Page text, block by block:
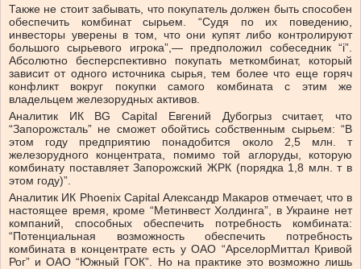
Также не стоит забывать, что покупатель должен быть способен
обеспечить комбинат сырьем. “Судя по их поведению,
инвесторы уверены в том, что они купят либо контролируют
большого сырьевого игрока”,— предположил собеседник “і”.
Абсолютно бесперспективно покупать меткомбинат, который
зависит от одного источника сырья, тем более что еще горяч
конфликт вокруг покупки самого комбината с этим же
владельцем железорудных активов.
Аналитик ИК BG Capital Евгений Дубогрыз считает, что
“Запорожсталь” не сможет обойтись собственным сырьем: “В
этом году предприятию понадобится около 2,5 млн. т
железорудного концентрата, помимо той аглоруды, которую
комбинату поставляет Запорожский ЖРК (порядка 1,8 млн. т в
этом году)”.
Аналитик ИК Phoenix Capital Александр Макаров отмечает, что в
настоящее время, кроме “Метинвест Холдинга”, в Украине нет
компаний, способных обеспечить потребность комбината:
“Потенциальная возможность обеспечить потребность
комбината в концентрате есть у ОАО “АрселорМиттал Кривой
Рог” и ОАО “Южный ГОК”. Но на практике это возможно лишь